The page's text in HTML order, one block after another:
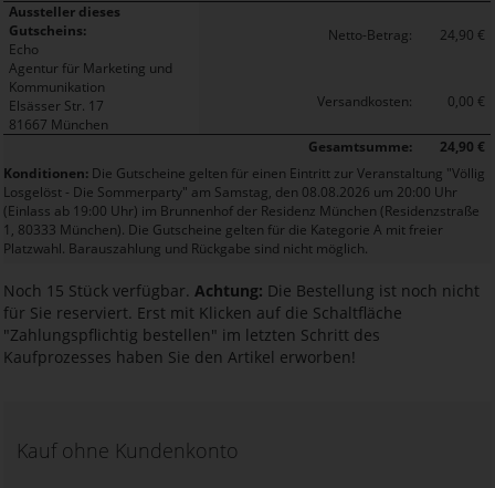
Aussteller dieses
Gutscheins:
Echo
Agentur für Marketing und
Kommunikation
Elsässer Str. 17
81667 München
Netto-Betrag: 24,90 €
Versandkosten: 0,00 €
Gesamtsumme:
24,90 €
Konditionen: Die Gutscheine gelten für einen Eintritt zur Veranstaltung "Völlig
Losgelöst - Die Sommerparty" am Samstag, den 08.08.2026 um 20:00 Uhr
(Einlass ab 19:00 Uhr) im Brunnenhof der Residenz München (Residenzstraße
1, 80333 München). Die Gutscheine gelten für die Kategorie A mit freier
Platzwahl. Barauszahlung und Rückgabe sind nicht möglich.
Noch 15 Stück verfügbar. Achtung: Die Bestellung ist noch nicht
für Sie reserviert. Erst mit Klicken auf die Schaltfläche
"Zahlungspflichtig bestellen" im letzten Schritt des
Kaufprozesses haben Sie den Artikel erworben!
Kauf ohne Kundenkonto